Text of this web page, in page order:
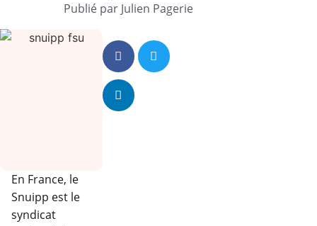
Publié par Julien Pagerie
En France, le
Snuipp est le
syndicat